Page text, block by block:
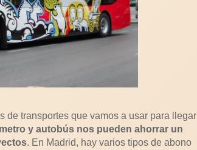
de transportes que vamos a usar para llegar
y autobús nos pueden ahorrar un
. En Madrid, hay varios tipos de abono